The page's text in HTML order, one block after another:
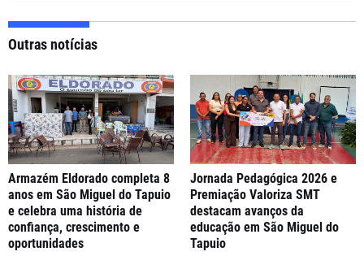
Outras notícias
Armazém Eldorado completa 8
anos em São Miguel do Tapuio
e celebra uma história de
confiança, crescimento e
oportunidades
Jornada Pedagógica 2026 e
Premiação Valoriza SMT
destacam avanços da
educação em São Miguel do
Tapuio